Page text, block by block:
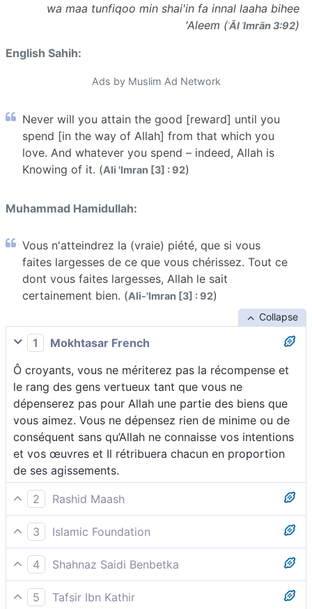
wa maa tunfiqoo min shai'in fa innal laaha bihee
'Aleem (ʾĀl ʿImrān 3:92)
English Sahih:
Ads by Muslim Ad Network
Never will you attain the good [reward] until you
spend [in the way of Allah] from that which you
love. And whatever you spend – indeed, Allah is
Knowing of it. (Ali 'Imran [3] : 92)
Muhammad Hamidullah:
Vous n'atteindrez la (vraie) piété, que si vous
faites largesses de ce que vous chérissez. Tout ce
dont vous faites largesses, Allah le sait
certainement bien. (Ali-'Imran [3] : 92)
Collapse
1
Mokhtasar French
Ô croyants, vous ne mériterez pas la récompense et
le rang des gens vertueux tant que vous ne
dépenserez pas pour Allah une partie des biens que
vous aimez. Vous ne dépensez rien de minime ou de
conséquent sans qu’Allah ne connaisse vos intentions
et vos œuvres et Il rétribuera chacun en proportion
de ses agissements.
2
Rashid Maash
92 Vous n’atteindrez la piété que lorsque vous
offrirez par charité les biens qui vous sont les plus
chers. Et vous ne ferez aucune dépense sans qu’Allah
n’en ait connaissance.
3
Islamic Foundation
Vous n’atteindrez à la vertu que lorsque vous aurez
dépensé de ce qui vous est cher, et vous ne
dépenserez rien qu’Allah ne sache parfaitement
4
Shahnaz Saidi Benbetka
Vous n’atteindrez la piété qu’à condition de donner de
5 Tafsir Ibn Kathir